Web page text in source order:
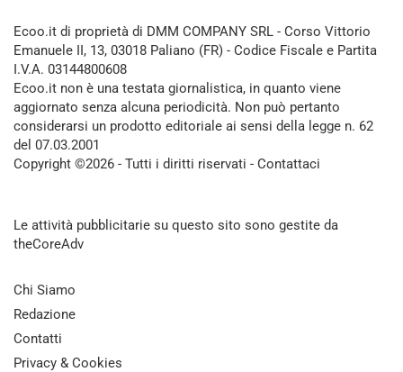
Ecoo.it di proprietà di DMM COMPANY SRL - Corso Vittorio
Emanuele II, 13, 03018 Paliano (FR) - Codice Fiscale e Partita
I.V.A. 03144800608
Ecoo.it non è una testata giornalistica, in quanto viene
aggiornato senza alcuna periodicità. Non può pertanto
considerarsi un prodotto editoriale ai sensi della legge n. 62
del 07.03.2001
Copyright ©2026 - Tutti i diritti riservati - Contattaci
Le attività pubblicitarie su questo sito sono gestite da
theCoreAdv
Chi Siamo
Redazione
Contatti
Privacy & Cookies